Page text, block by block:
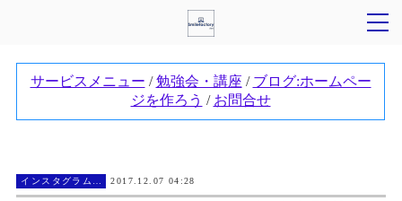
2017.12.07 04:28